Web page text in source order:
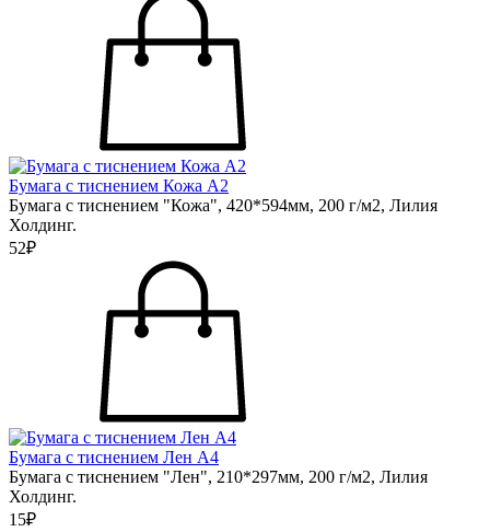
Бумага с тиснением Кожа А2
Бумага с тиснением "Кожа", 420*594мм, 200 г/м2, Лилия
Холдинг.
52₽
Бумага с тиснением Лен А4
Бумага с тиснением "Лен", 210*297мм, 200 г/м2, Лилия
Холдинг.
15₽